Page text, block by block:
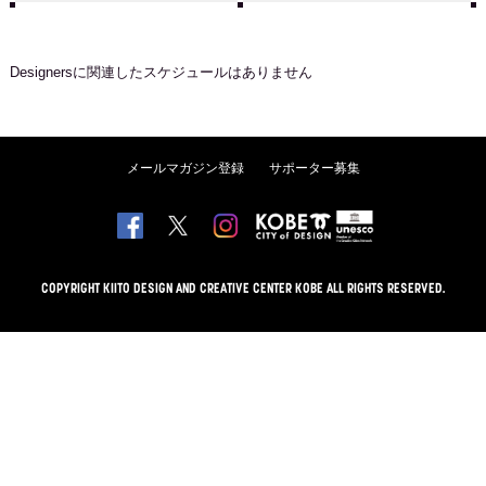
Designersに関連したスケジュールはありません
メールマガジン登録 サポーター募集
COPYRIGHT KIITO DESIGN AND CREATIVE CENTER KOBE ALL RIGHTS RESERVED.